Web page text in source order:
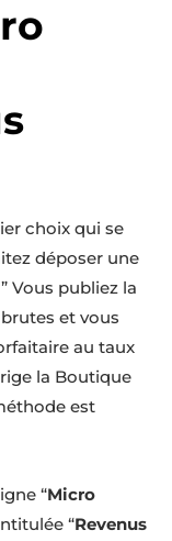
choix qui se
déposer une
Vous publiez la
et vous
au taux
la Boutique
est
“Micro
“Revenus